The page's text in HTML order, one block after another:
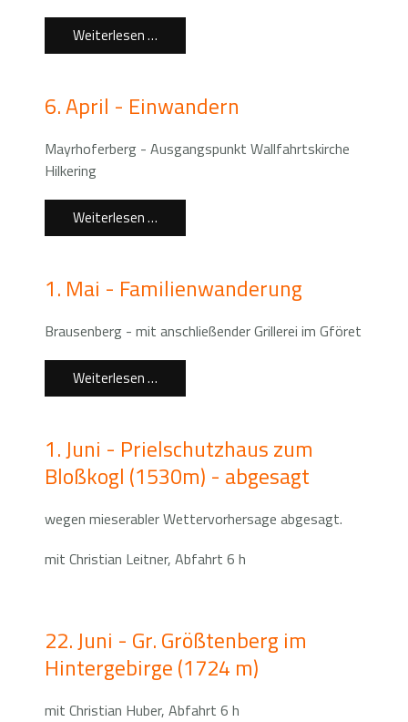
Weiterlesen …
6. April - Einwandern
Mayrhoferberg - Ausgangspunkt Wallfahrtskirche
Hilkering
Weiterlesen …
1. Mai - Familienwanderung
Brausenberg - mit anschließender Grillerei im Gföret
Weiterlesen …
1. Juni - Prielschutzhaus zum
Bloßkogl (1530m) - abgesagt
wegen mieserabler Wettervorhersage abgesagt.
mit Christian Leitner, Abfahrt 6 h
22. Juni - Gr. Größtenberg im
Hintergebirge (1724 m)
mit Christian Huber, Abfahrt 6 h